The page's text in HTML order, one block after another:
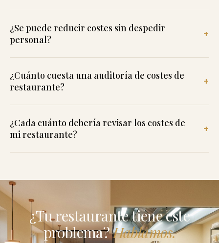
¿Se puede reducir costes sin despedir
personal?
¿Cuánto cuesta una auditoría de costes de
restaurante?
¿Cada cuánto debería revisar los costes de
mi restaurante?
¿Tu restaurante tiene este
problema?Hablamos.